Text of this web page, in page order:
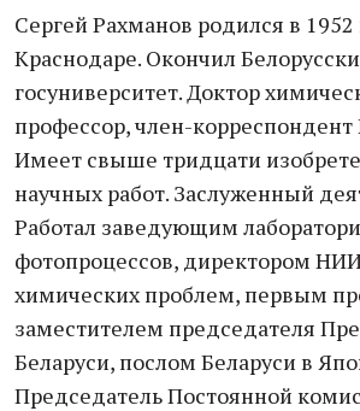
Сергей Рахманов родился в 1952
Краснодаре. Окончил
госуниверситет. Доктор
профессор, член-
Имеет свыше тридцати
научных работ. Заслуженный
Работал заведующим
фотопроцессов, директором
химических проблем, первым
заместителем председателя
Беларуси, послом Беларуси в
Председатель Постоянной